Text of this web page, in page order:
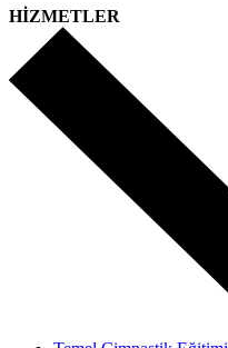
HİZMETLER